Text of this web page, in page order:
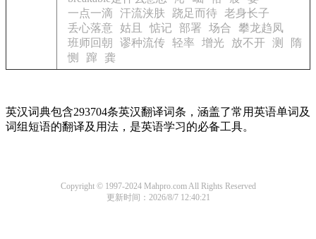
一点一滴
汗流浃肤 跷足而待
老身长子
丢心落意
姑且 惦记 部署 场合
攀龙趋凤
班师回朝
谬种流传 轻率 增光 放不开 测
隋
恻
蹿 龚
英汉词典包含293704条英汉翻译词条，涵盖了常用英语单词及
词组短语的翻译及用法，是英语学习的必备工具。
Copyright © 1997-2024 Mahpro.com All Rights Reserved
更新时间：2026/8/7 12:40:21